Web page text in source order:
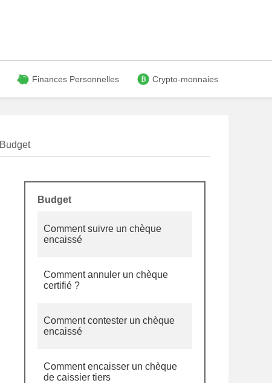
Finances Personnelles Crypto-monnaies
Budget
Budget
Comment suivre un chèque
encaissé
Comment annuler un chèque
certifié ?
Comment contester un chèque
encaissé
Comment encaisser un chèque
de caissier tiers